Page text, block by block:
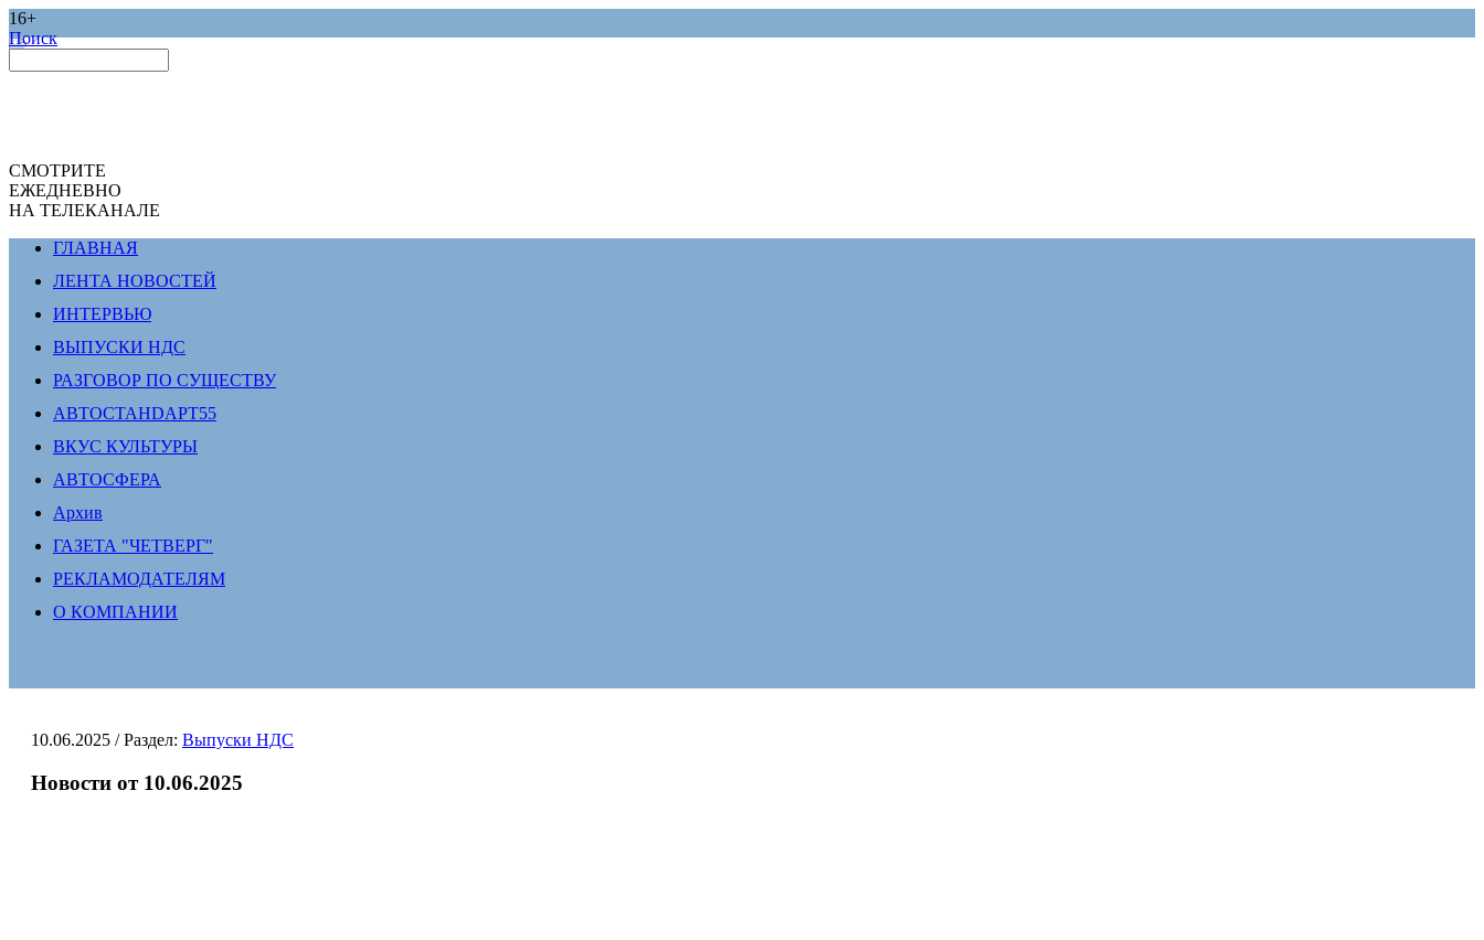
16+
Поиск
СМОТРИТЕ
ЕЖЕДНЕВНО
НА ТЕЛЕКАНАЛЕ
ГЛАВНАЯ
ЛЕНТА НОВОСТЕЙ
ИНТЕРВЬЮ
ВЫПУСКИ НДС
РАЗГОВОР ПО СУЩЕСТВУ
АВТОСТАНDАРТ55
ВКУС КУЛЬТУРЫ
АВТОСФЕРА
Архив
ГАЗЕТА "ЧЕТВЕРГ"
РЕКЛАМОДАТЕЛЯМ
О КОМПАНИИ
10.06.2025 / Раздел: Выпуски НДС
Новости от 10.06.2025